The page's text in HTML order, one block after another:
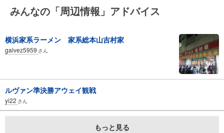
みんなの「周辺情報」アドバイス
横浜家系ラーメン 家系総本山吉村家
galvez5959 さん
ルヴァン準決勝アウェイ観戦
yi22 さん
もっと見る